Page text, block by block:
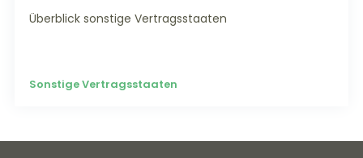
Überblick sonstige Vertragsstaaten
Sonstige Vertragsstaaten